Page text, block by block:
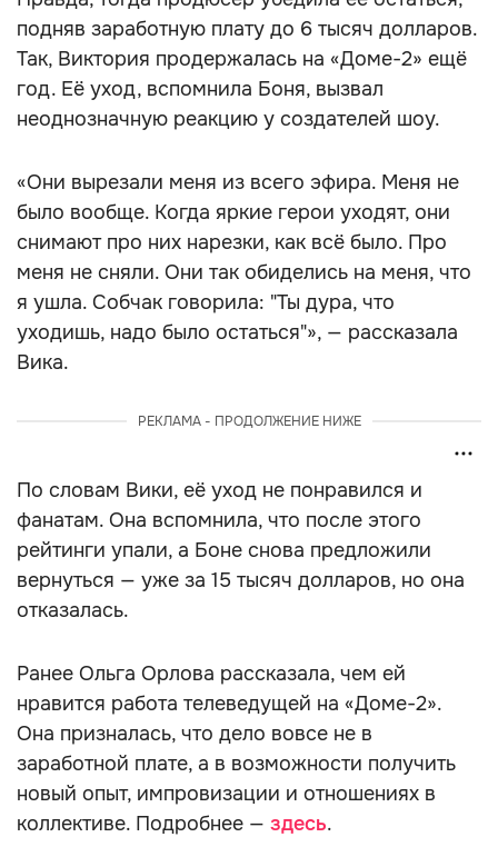
подняв заработную плату до 6 тысяч долларов.
Так, Виктория продержалась на «Доме-2» ещё
год. Её уход, вспомнила Боня, вызвал
неоднозначную реакцию у создателей шоу.
«Они вырезали меня из всего эфира. Меня не
было вообще. Когда яркие герои уходят, они
снимают про них нарезки, как всё было. Про
меня не сняли. Они так обиделись на меня, что
я ушла. Собчак говорила: "Ты дура, что
уходишь, надо было остаться"», — рассказала
Вика.
РЕКЛАМА - ПРОДОЛЖЕНИЕ НИЖЕ
По словам Вики, её уход не понравился и
фанатам. Она вспомнила, что после этого
рейтинги упали, а Боне снова предложили
вернуться — уже за 15 тысяч долларов, но она
отказалась.
Ранее Ольга Орлова рассказала, чем ей
нравится работа телеведущей на «Доме-2».
Она призналась, что дело вовсе не в
заработной плате, а в возможности получить
новый опыт, импровизации и отношениях в
коллективе. Подробнее — здесь.